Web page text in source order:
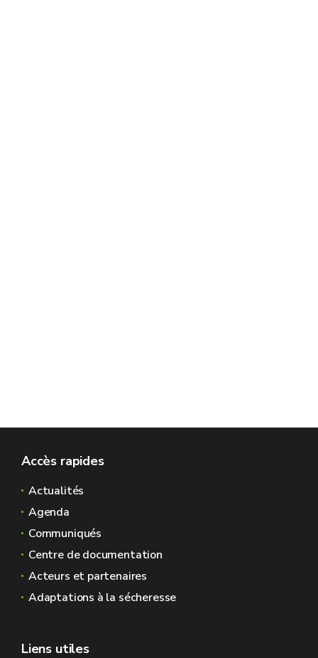
Accès rapides
Actualités
Agenda
Communiqués
Centre de documentation
Acteurs et partenaires
Adaptations à la sécheresse
Liens utiles